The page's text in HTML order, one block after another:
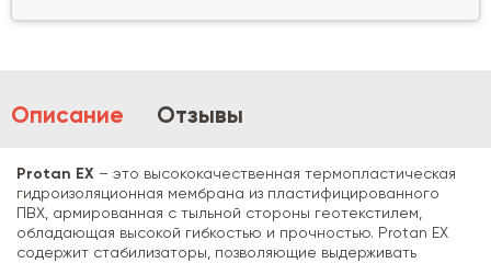
Описание Отзывы
Protan EX – это высококачественная термопластическая
гидроизоляционная мембрана из пластифицированного
ПВХ, армированная с тыльной стороны геотекстилем,
обладающая высокой гибкостью и прочностью. Protan EX
содержит стабилизаторы, позволяющие выдерживать